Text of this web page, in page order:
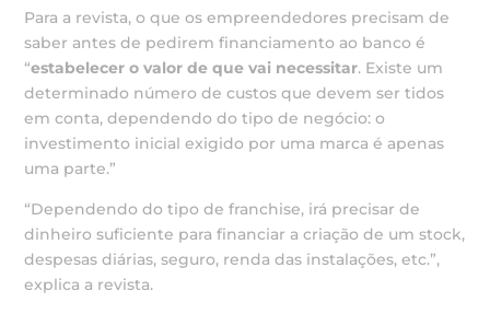
Para a revista, o que os empreendedores precisam de
saber antes de pedirem financiamento ao banco é
“estabelecer o valor de que vai necessitar. Existe um
determinado número de custos que devem ser tidos
em conta, dependendo do tipo de negócio: o
investimento inicial exigido por uma marca é apenas
uma parte.”
“Dependendo do tipo de franchise, irá precisar de
dinheiro suficiente para financiar a criação de um stock,
despesas diárias, seguro, renda das instalações, etc.”,
explica a revista.